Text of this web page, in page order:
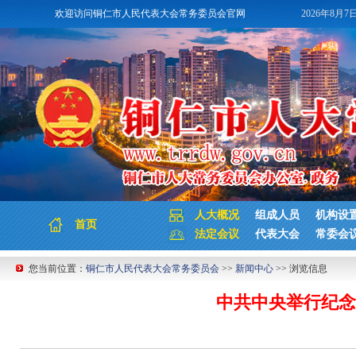
欢迎访问铜仁市人民代表大会常务委员会官网 2026年8月7
首页
人大概况 组成人员
机构设
法定会议
代表大会 常委会
您当前位置： 铜仁市人民代表大会常务委员会 >> 新闻中心 >> 浏览信息
中共中央举行纪